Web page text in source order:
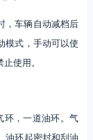
，车辆自动减档后
模式，手动可以使
使用。
环，一道油环。气
油环起密封和刮油